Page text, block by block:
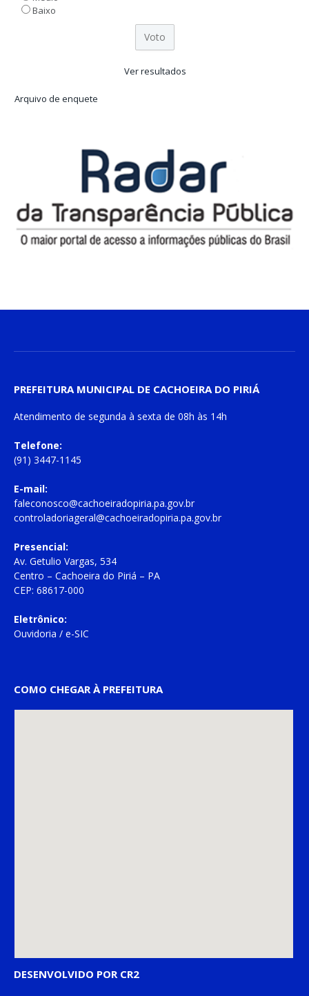
Baixo
Ver resultados
Arquivo de enquete
PREFEITURA MUNICIPAL DE CACHOEIRA DO PIRIÁ
Atendimento de segunda à sexta de 08h às 14h
Telefone:
(91) 3447-1145
E-mail:
faleconosco@cachoeiradopiria.pa.gov.br
controladoriageral@cachoeiradopiria.pa.gov.br
Presencial:
Av. Getulio Vargas, 534
Centro – Cachoeira do Piriá – PA
CEP: 68617-000
Eletrônico:
Ouvidoria / e-SIC
COMO CHEGAR À PREFEITURA
DESENVOLVIDO POR CR2